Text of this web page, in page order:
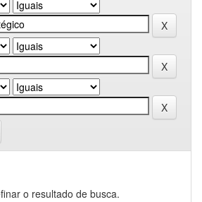
o resultado de busca.